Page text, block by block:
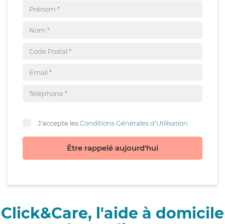
J'accepte lesConditions Générales d'Utilisation
Être rappelé aujourd'hui
Click&Care, l'aide à domicile